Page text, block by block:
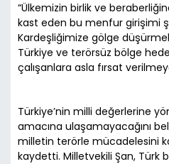
“Ülkemizin birlik ve
kast eden bu menfur girişimi
Kardeşliğimize gölge
Türkiye ve terörsüz bölge
çalışanlara asla fırsat
Türkiye’nin milli değerlerine
amacına ulaşamayacağını
milletin terörle mücadelesini
kaydetti. Milletvekili Şan, Türk